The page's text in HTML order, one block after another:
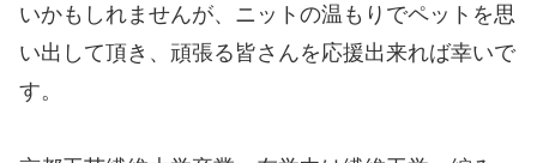
いかもしれませんが、ニットの温もりでペットを思
い出して頂き、頑張る皆さんを応援出来れば幸いで
す。